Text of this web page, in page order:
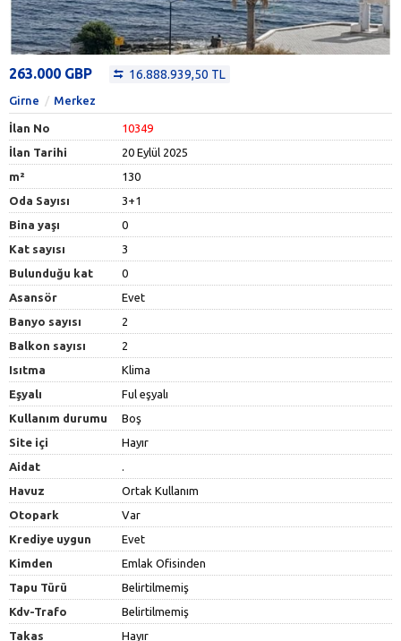
263.000 GBP 16.888.939,50 TL
Girne Merkez
İlan No
10349
İlan Tarihi
20 Eylül 2025
m²
130
Oda Sayısı
3+1
Bina yaşı
0
Kat sayısı
3
Bulunduğu kat
0
Asansör
Evet
Banyo sayısı
2
Balkon sayısı
2
Isıtma
Klima
Eşyalı
Ful eşyalı
Kullanım durumu
Boş
Site içi
Hayır
Aidat
Havuz
Ortak Kullanım
Otopark
Var
Krediye uygun
Evet
Kimden
Emlak Ofisinden
Tapu Türü
Belirtilmemiş
Kdv-Trafo
Belirtilmemiş
Takas
Hayır